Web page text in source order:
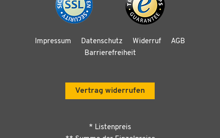
Impressum Datenschutz Widerruf
AGB
Barrierefreiheit
Vertrag widerrufen
* Listenpreis